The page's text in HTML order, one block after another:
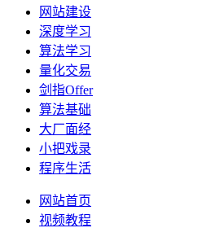
网站建设
深度学习
算法学习
量化交易
剑指Offer
算法基础
大厂面经
小把戏录
程序生活
网站首页
视频教程